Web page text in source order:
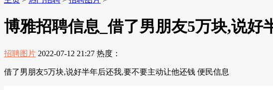
博雅招聘信息_借了男朋友5万块,说
招聘图片 2022-07-12 21:27 热度：
借了男朋友5万块,说好半年后还我,要不要主动让他还钱 便民信息